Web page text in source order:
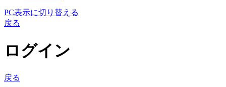
PC表示に切り替える
戻る
ログイン
戻る